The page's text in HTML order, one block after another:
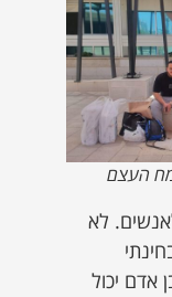
מח העצם
לא
אדם יכול